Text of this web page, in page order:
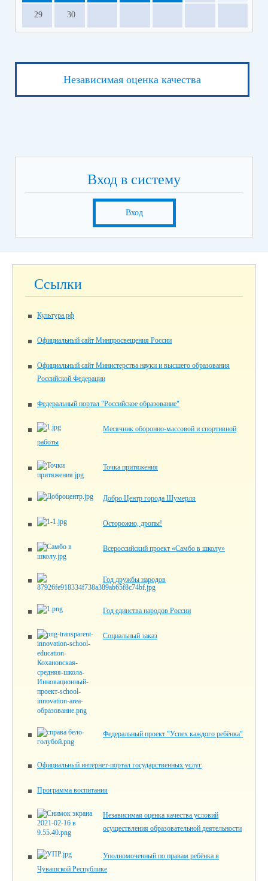
29 30
Независимая оценка качества
Вход в систему
Вход
Ссылки
Культура.рф
Официальный сайт Минпросвещения России
Официальный сайт Министерства науки и высшего образования
Российской Федерации
Федеральный портал "Российское образование"
Месячник оборонно-массовой и спортивной
работы
Точка притяжения
Добро.Центр города Шумерля
Осторожно, дропы!
Всероссийский проект «Самбо в школу»
Год дружбы народов
Год единства народов России
Социальный заказ
Федеральный проект "Успех каждого ребёнка"
Официальный интернет-портал государственных услуг
Программа воспитания
Независимая оценка качества условий
осуществления образовательной деятельности
Уполномоченный по правам ребёнка в
Чувашской Республике